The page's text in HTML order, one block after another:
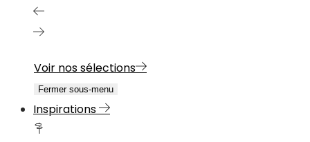
Voir nos sélections
Fermer sous-menu
Inspirations